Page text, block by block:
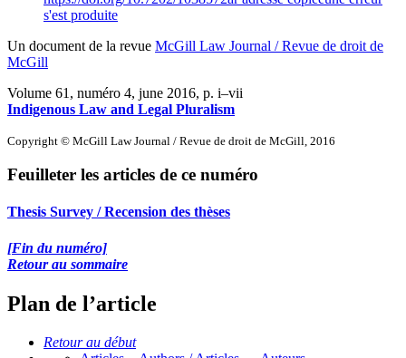
s'est produite
Un document de la revue McGill Law Journal / Revue de droit de
McGill
Volume 61, numéro 4, june 2016, p. i–vii
Indigenous Law and Legal Pluralism
Copyright © McGill Law Journal / Revue de droit de McGill, 2016
Feuilleter les articles de ce numéro
Thesis Survey / Recension des thèses
[Fin du numéro]
Retour au sommaire
Plan de l’article
Retour au début